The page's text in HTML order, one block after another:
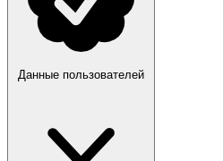
Данные пользователей